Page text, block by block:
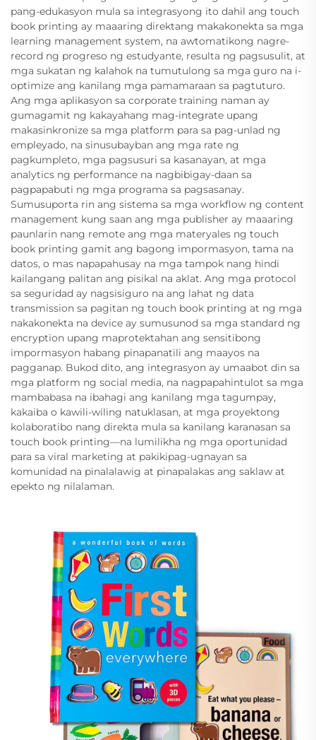
pang-edukasyon mula sa integrasyong ito dahil ang touch
book printing ay maaaring direktang makakonekta sa mga
learning management system, na awtomatikong nagre-
record ng progreso ng estudyante, resulta ng pagsusulit, at
mga sukatan ng kalahok na tumutulong sa mga guro na i-
optimize ang kanilang mga pamamaraan sa pagtuturo.
Ang mga aplikasyon sa corporate training naman ay
gumagamit ng kakayahang mag-integrate upang
makasinkronize sa mga platform para sa pag-unlad ng
empleyado, na sinusubayban ang mga rate ng
pagkumpleto, mga pagsusuri sa kasanayan, at mga
analytics ng performance na nagbibigay-daan sa
pagpapabuti ng mga programa sa pagsasanay.
Sumusuporta rin ang sistema sa mga workflow ng content
management kung saan ang mga publisher ay maaaring
paunlarin nang remote ang mga materyales ng touch
book printing gamit ang bagong impormasyon, tama na
datos, o mas napapahusay na mga tampok nang hindi
kailangang palitan ang pisikal na aklat. Ang mga protocol
sa seguridad ay nagsisiguro na ang lahat ng data
transmission sa pagitan ng touch book printing at ng mga
nakakonekta na device ay sumusunod sa mga standard ng
encryption upang maprotektahan ang sensitibong
impormasyon habang pinapanatili ang maayos na
pagganap. Bukod dito, ang integrasyon ay umaabot din sa
mga platform ng social media, na nagpapahintulot sa mga
mambabasa na ibahagi ang kanilang mga tagumpay,
kakaiba o kawili-wiling natuklasan, at mga proyektong
kolaboratibo nang direkta mula sa kanilang karanasan sa
touch book printing—na lumilikha ng mga oportunidad
para sa viral marketing at pakikipag-ugnayan sa
komunidad na pinalalawig at pinapalakas ang saklaw at
epekto ng nilalaman.